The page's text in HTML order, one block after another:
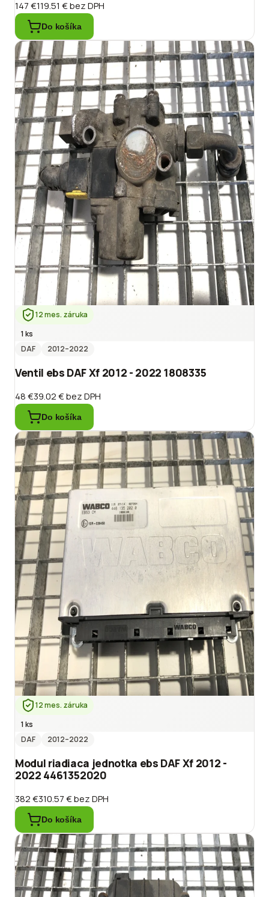
147 €119.51 €bez DPH
Do košíka
12 mes. záruka
1 ks
DAF
2012–2022
Ventil ebs DAF Xf 2012 - 2022 1808335
48 €39.02 €bez DPH
Do košíka
12 mes. záruka
1 ks
DAF
2012–2022
Modul riadiaca jednotka ebs DAF Xf 2012 -
2022 4461352020
382 €310.57 €bez DPH
Do košíka